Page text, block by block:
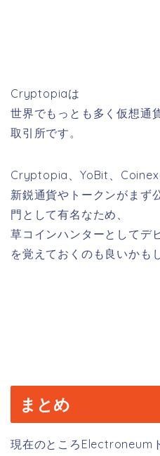
Cryptopiaは
世界でもっとも多く仮想通
取引所です。
Cryptopia、YoBit、
新鋭通貨やトークンがまず
門として有名なため、
草コインハンターとしてデ
を覚えておくのも良いかも
まとめ
現在のところElectroneum